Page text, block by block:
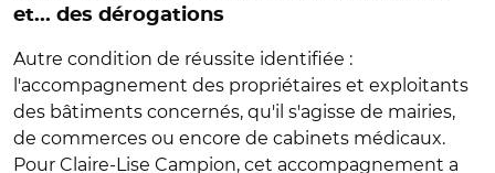
et... des dérogations
Autre condition de réussite identifiée :
l'accompagnement des propriétaires et exploitants
des bâtiments concernés, qu'il s'agisse de mairies,
de commerces ou encore de cabinets médicaux.
Pour Claire-Lise Campion, cet accompagnement a